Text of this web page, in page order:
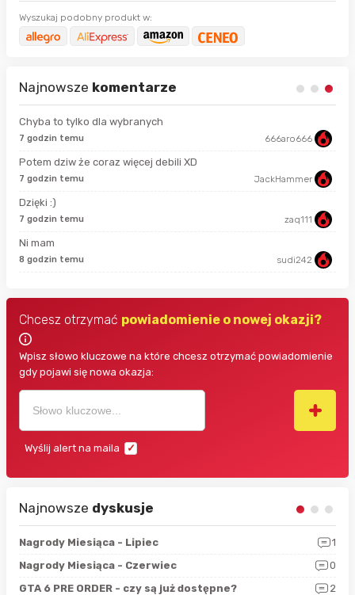
Wyszukaj podobny produkt w:
Najnowsze komentarze
Chyba to tylko dla wybranych
7 godzin temu 666aro666
Potem dziw że coraz więcej debili XD
7 godzin temu JackHammer
Dzięki :)
7 godzin temu zaq111
Ni mam
8 godzin temu sudi242
Chcesz otrzymać powiadomienie o nowej okazji?
Wpisz słowo kluczowe na które chcesz otrzymać powiadomienie
gdy pojawi się nowa okazja:
Wyślij alert na maila
Najnowsze dyskusje
Nagrody Miesiąca - Lipiec
1
Nagrody Miesiąca - Czerwiec
0
GTA 6 PRE ORDER - czy są już dostępne?
2